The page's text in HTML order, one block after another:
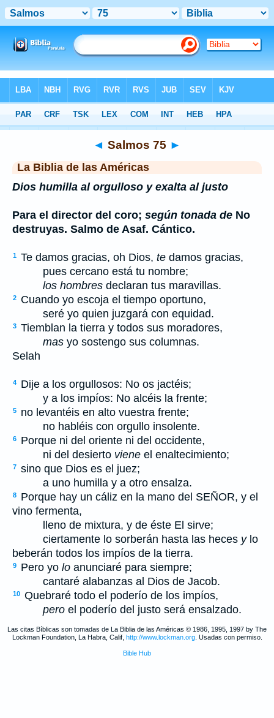
>LBLA > Salmos 75
◄ Salmos 75 ►
La Biblia de las Américas
Dios humilla al orgulloso y exalta al justo
Para el director del coro; según tonada de No
destruyas. Salmo de Asaf. Cántico.
1 Te damos gracias, oh Dios, te damos gracias,
pues cercano está tu nombre;
los hombres declaran tus maravillas.
2
Cuando yo escoja el tiempo oportuno,
seré yo quien juzgará con equidad.
3 Tiemblan la tierra y todos sus moradores,
mas yo sostengo sus columnas.
Selah
4
Dije a los orgullosos: No os jactéis;
y a los impíos: No alcéis la frente;
5
no levantéis en alto vuestra frente;
no habléis con orgullo insolente.
6
Porque ni del oriente ni del occidente,
ni del desierto viene el enaltecimiento;
7 sino que Dios es el juez;
a uno humilla y a otro ensalza.
8 Porque hay un cáliz en la mano del SEÑOR, y el
vino fermenta,
lleno de mixtura, y de éste El sirve;
ciertamente lo sorberán hasta las heces ylo
beberán todos los impíos de la tierra.
9 Pero yo lo anunciaré para siempre;
cantaré alabanzas al Dios de Jacob.
10 Quebraré todo el poderío de los impíos,
pero el poderío del justo será ensalzado.
Las citas Bíblicas son tomadas de La Biblia de las Américas © 1986, 1995, 1997 by The
Lockman Foundation, La Habra, Calif, http://www.lockman.org. Usadas con permiso.
Bible Hub